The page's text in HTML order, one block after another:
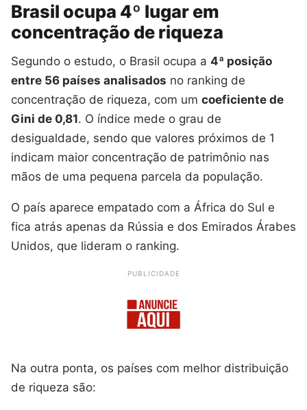
Brasil ocupa 4º lugar em
concentração de riqueza
Segundo o estudo, o Brasil ocupa a 4ª posição
entre 56 países analisados no ranking de
concentração de riqueza, com um coeficiente de
Gini de 0,81. O índice mede o grau de
desigualdade, sendo que valores próximos de 1
indicam maior concentração de patrimônio nas
mãos de uma pequena parcela da população.
O país aparece empatado com a África do Sul e
fica atrás apenas da Rússia e dos Emirados Árabes
Unidos, que lideram o ranking.
PUBLICIDADE
Na outra ponta, os países com melhor distribuição
de riqueza são: